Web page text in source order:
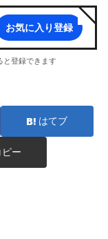
お気に入り登録
と登録できます
はてブ
ピー